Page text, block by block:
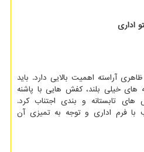
اداری
آراسته اهمیت بالایی دارد. باید
های خیلی بلند، کفش هایی با پاشنه
تابستانه و بندی اجتناب کرد.
با فرم اداری و توجه به تمیزی آن